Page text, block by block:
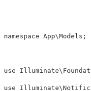
namespace App\Models ;
use
use